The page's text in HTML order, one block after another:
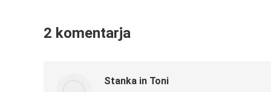
2 komentarja
Stanka in Toni